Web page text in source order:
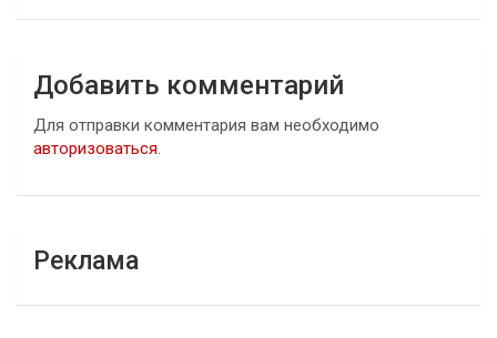
Добавить комментарий
Для отправки комментария вам необходимо
авторизоваться.
Реклама